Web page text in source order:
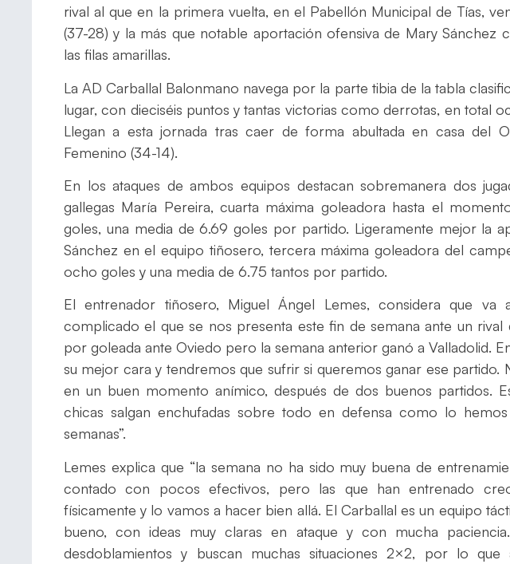
rival al que en la primera vuelta, en el Pabellón Municipal de Tías,
(37-28) y la más que notable aportación ofensiva de Mary Sánchez
las filas amarillas.
La AD Carballal Balonmano navega por la parte tibia de la tabla
lugar, con dieciséis puntos y tantas victorias como derrotas, en total
Llegan a esta jornada tras caer de forma abultada en casa del
Femenino (34-14).
En los ataques de ambos equipos destacan sobremanera dos
gallegas María Pereira, cuarta máxima goleadora hasta el
goles, una media de 6.69 goles por partido. Ligeramente mejor la
Sánchez en el equipo tiñosero, tercera máxima goleadora del
ocho goles y una media de 6.75 tantos por partido.
El entrenador tiñosero, Miguel Ángel Lemes, considera que va
complicado el que se nos presenta este fin de semana ante un rival
por goleada ante Oviedo pero la semana anterior ganó a Valladolid.
su mejor cara y tendremos que sufrir si queremos ganar ese partido.
en un buen momento anímico, después de dos buenos partidos.
chicas salgan enchufadas sobre todo en defensa como lo
semanas”.
Lemes explica que “la semana no ha sido muy buena de
contado con pocos efectivos, pero las que han entrenado
físicamente y lo vamos a hacer bien allá. El Carballal es un equipo
bueno, con ideas muy claras en ataque y con mucha
desdoblamientos y buscan muchas situaciones 2×2, por lo que